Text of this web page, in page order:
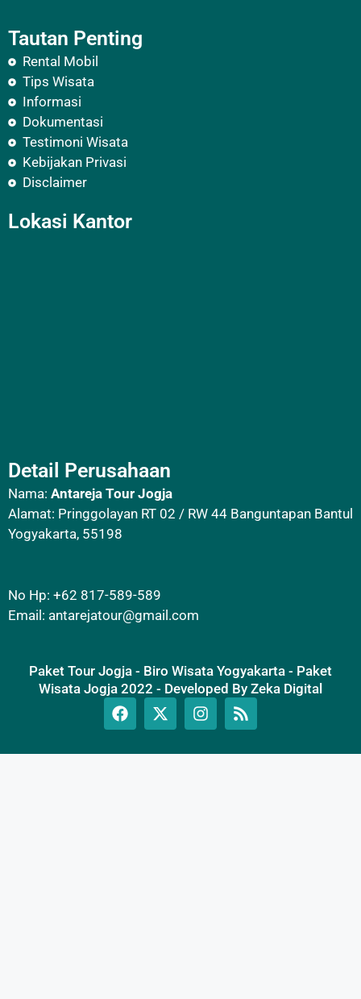
Tautan Penting
Rental Mobil
Tips Wisata
Informasi
Dokumentasi
Testimoni Wisata
Kebijakan Privasi
Disclaimer
Lokasi Kantor
Detail Perusahaan
Nama: Antareja Tour Jogja
Alamat: Pringgolayan RT 02 / RW 44 Banguntapan Bantul
Yogyakarta, 55198
No Hp: +62 817-589-589
Email: antarejatour@gmail.com
Paket Tour Jogja - Biro Wisata Yogyakarta - Paket
Wisata Jogja 2022 - Developed By Zeka Digital